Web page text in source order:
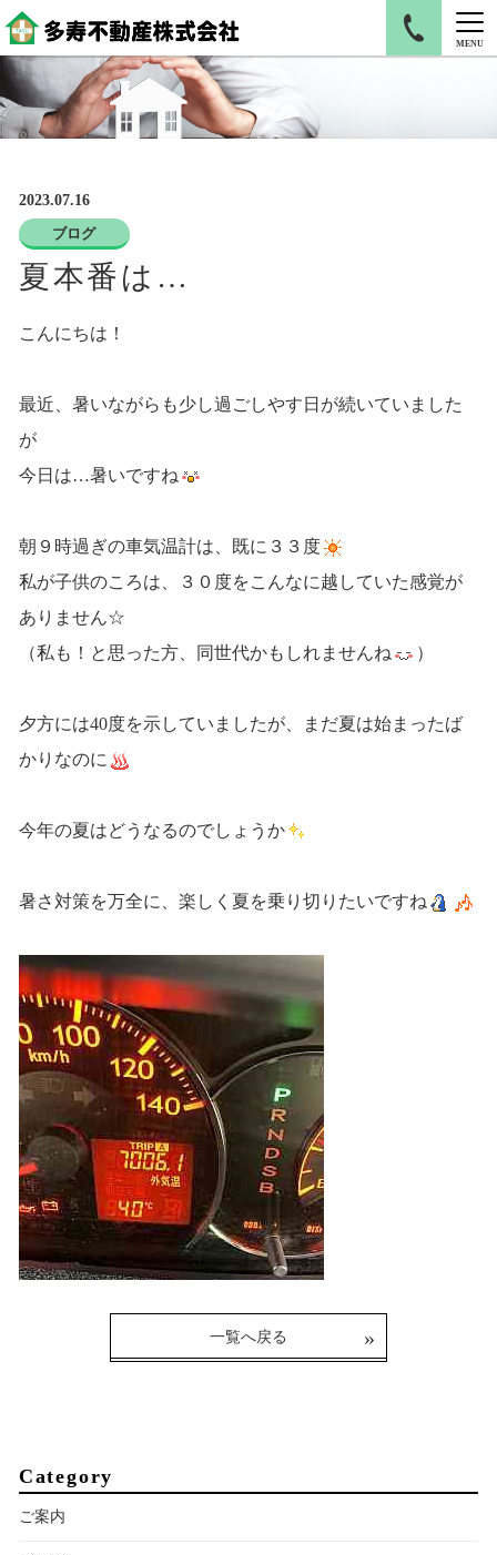
MENU
2023.07.16
ブログ
夏本番は…
こんにちは！
最近、暑いながらも少し過ごしやす日が続いていました
が
今日は…暑いですね
朝９時過ぎの車気温計は、既に３３度
私が子供のころは、３０度をこんなに越していた感覚が
ありません☆
（私も！と思った方、同世代かもしれませんね
）
夕方には40度を示していましたが、まだ夏は始まったば
かりなのに
今年の夏はどうなるのでしょうか
暑さ対策を万全に、楽しく夏を乗り切りたいですね
一覧へ戻る
Category
ご案内